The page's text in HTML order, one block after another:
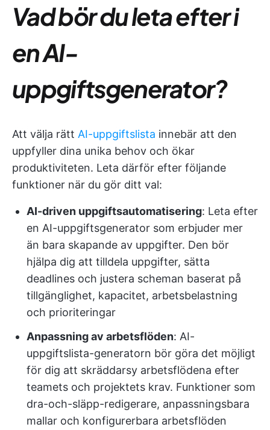
Vad bör du leta efter i
en AI-
uppgiftsgenerator?
Att välja rätt AI-uppgiftslista innebär att den
uppfyller dina unika behov och ökar
produktiviteten. Leta därför efter följande
funktioner när du gör ditt val:
AI-driven uppgiftsautomatisering: Leta efter
en AI-uppgiftsgenerator som erbjuder mer
än bara skapande av uppgifter. Den bör
hjälpa dig att tilldela uppgifter, sätta
deadlines och justera scheman baserat på
tillgänglighet, kapacitet, arbetsbelastning
och prioriteringar
Anpassning av arbetsflöden: AI-
uppgiftslista-generatorn bör göra det möjligt
för dig att skräddarsy arbetsflödena efter
teamets och projektets krav. Funktioner som
dra-och-släpp-redigerare, anpassningsbara
mallar och konfigurerbara arbetsflöden